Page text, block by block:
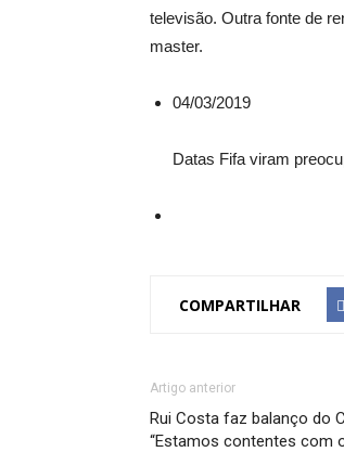
televisão. Outra fonte de
master.
04/03/2019
Datas Fifa viram
COMPARTILHAR
Artigo anterior
Rui Costa faz balanço do
“Estamos contentes com